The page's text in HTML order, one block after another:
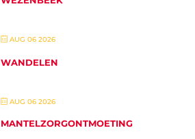
AUG 06 2026
WANDELEN
AUG 06 2026
MANTELZORGONTMOETING